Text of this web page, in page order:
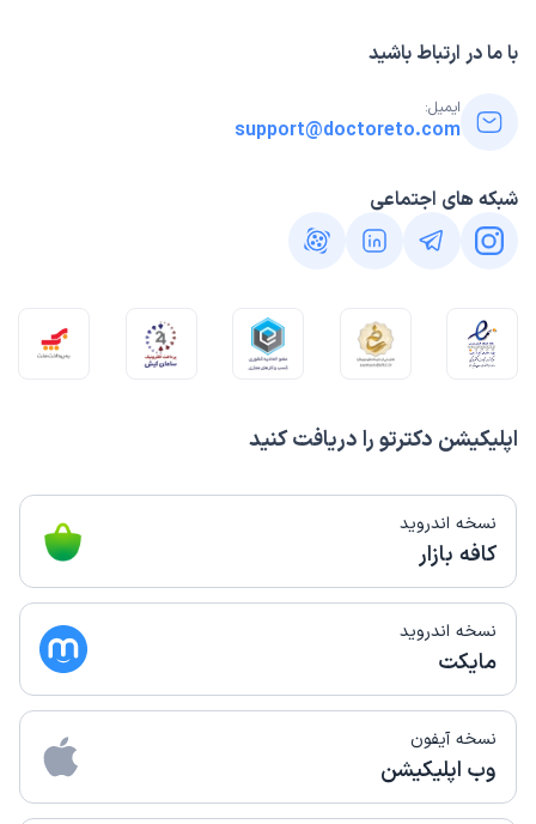
اپلیکیشن دکترتو را دریافت کنید
نسخه اندروید
کافه بازار
نسخه اندروید
مایکت
نسخه آیفون
وب اپلیکیشن
با ما در ارتباط باشید
ایمیل:
support@doctoreto.com
شبکه های اجتماعی